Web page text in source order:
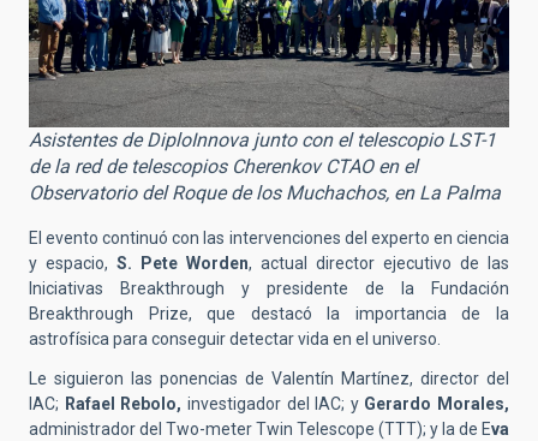
Asistentes de DiploInnova junto con el telescopio LST-1
de la red de telescopios Cherenkov CTAO en el
Observatorio del Roque de los Muchachos, en La Palma
El evento continuó con las intervenciones del experto en ciencia
y espacio, S. Pete Worden, actual director ejecutivo de las
Iniciativas Breakthrough y presidente de la Fundación
Breakthrough Prize, que destacó la importancia de la
astrofísica para conseguir detectar vida en el universo.
Le siguieron las ponencias de Valentín Martínez, director del
IAC; Rafael Rebolo, investigador del IAC; y Gerardo Morales,
administrador del Two-meter Twin Telescope (TTT); y la de Eva